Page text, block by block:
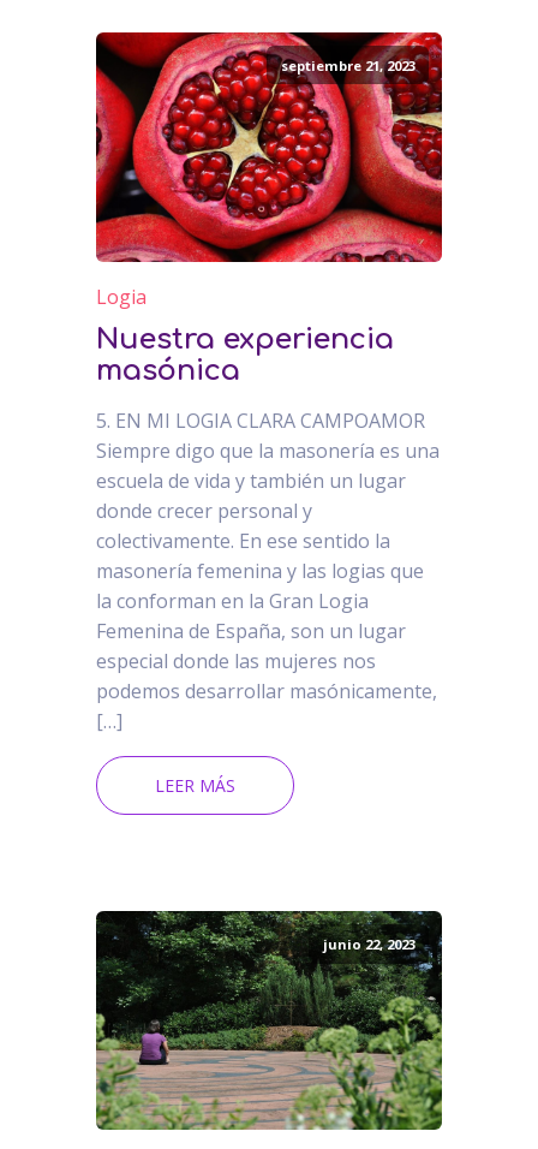
septiembre 21, 2023
Logia
Nuestra experiencia
masónica
5. EN MI LOGIA CLARA CAMPOAMOR
Siempre digo que la masonería es una
escuela de vida y también un lugar
donde crecer personal y
colectivamente. En ese sentido la
masonería femenina y las logias que
la conforman en la Gran Logia
Femenina de España, son un lugar
especial donde las mujeres nos
podemos desarrollar masónicamente,
[…]
LEER MÁS
junio 22, 2023